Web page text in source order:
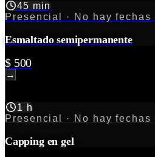
45 min
Presencial
· No hay
Esmaltado semipermanente
$ 500
→
1 h
Presencial
· No hay
Capping en gel